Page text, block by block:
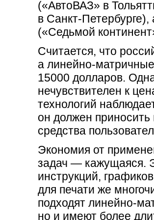
(«АвтоВАЗ» в
в Санкт-Петербурге),
(«Седьмой
Считается, что
а линейно-матричные
15000 долларов.
нечувствителен к
технологий
он должен
средства
Экономия от
задач — кажущаяся.
инструкций,
для печати же
подходят линейно-
но и имеют более